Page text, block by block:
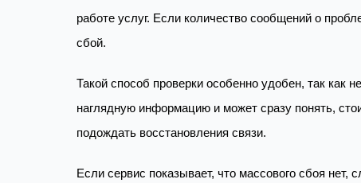
работе услуг. Если количество сообщений о
сбой.
Такой способ проверки особенно удобен, так как
наглядную информацию и может сразу понять,
подождать восстановления связи.
Если сервис показывает, что массового сбоя нет,